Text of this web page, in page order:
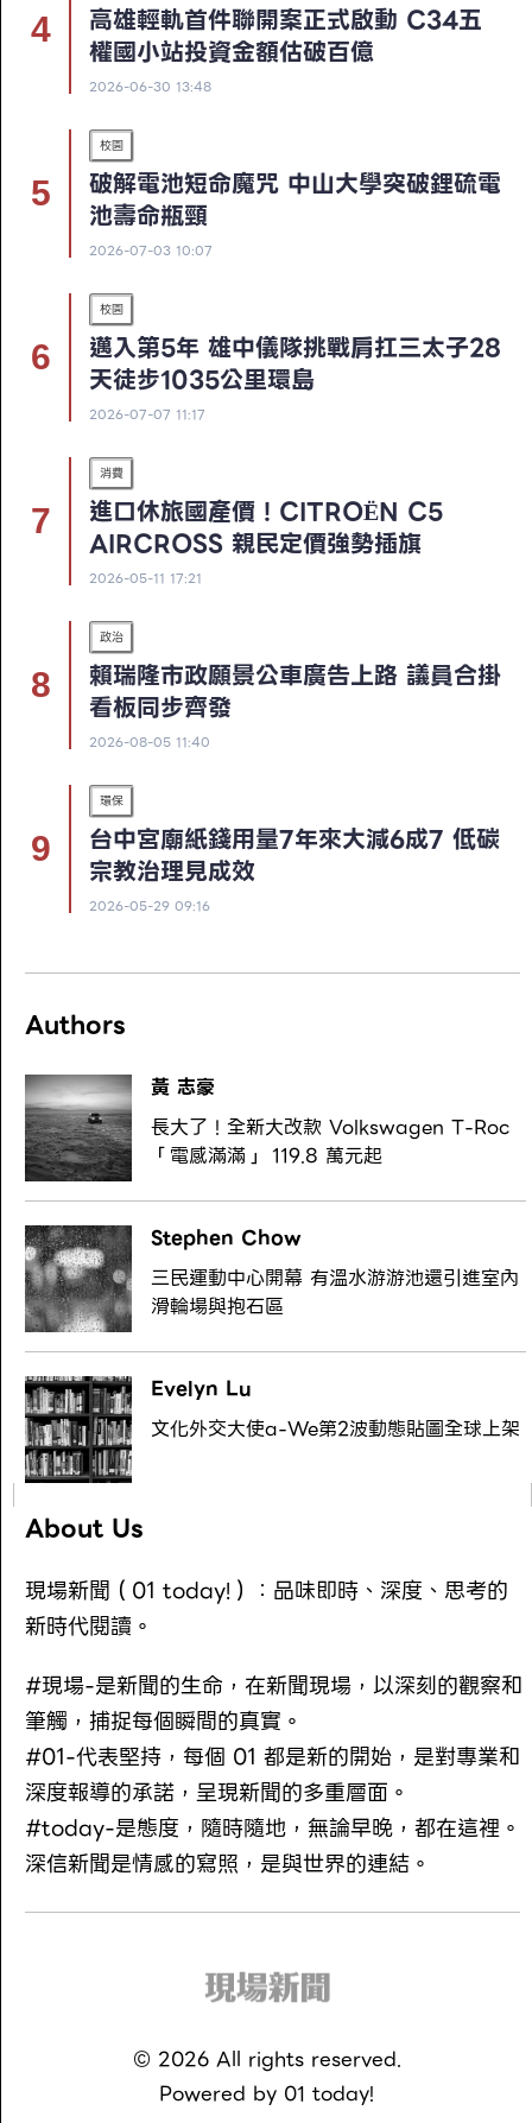
高雄輕軌首件聯開案正式啟動 C34五
權國小站投資金額估破百億
2026-06-30 13:48
校園
破解電池短命魔咒 中山大學突破鋰硫電
池壽命瓶頸
2026-07-03 10:07
校園
邁入第5年 雄中儀隊挑戰肩扛三太子28
天徒步1035公里環島
2026-07-07 11:17
消費
進口休旅國產價！CITROËN C5
AIRCROSS 親民定價強勢插旗
2026-05-11 17:21
政治
賴瑞隆市政願景公車廣告上路 議員合掛
看板同步齊發
2026-08-05 11:40
環保
台中宮廟紙錢用量7年來大減6成7 低碳
宗教治理見成效
2026-05-29 09:16
Authors
黃 志豪
長大了！全新大改款 Volkswagen T-Roc
「電感滿滿」 119.8 萬元起
Stephen Chow
三民運動中心開幕 有溫水游游池還引進室內
滑輪場與抱石區
Evelyn Lu
文化外交大使a-We第2波動態貼圖全球上架
About Us
現場新聞（01 today!）：品味即時、深度、思考的
新時代閱讀。
#現場-是新聞的生命，在新聞現場，以深刻的觀察和
筆觸，捕捉每個瞬間的真實。
#01-代表堅持，每個 01 都是新的開始，是對專業和
深度報導的承諾，呈現新聞的多重層面。
#today-是態度，隨時隨地，無論早晚，都在這裡。
深信新聞是情感的寫照，是與世界的連結。
© 2026All rights reserved.
Powered by 01 today!